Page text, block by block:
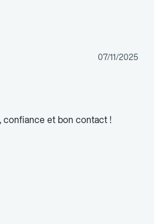
07/11/2025
confiance et bon contact !